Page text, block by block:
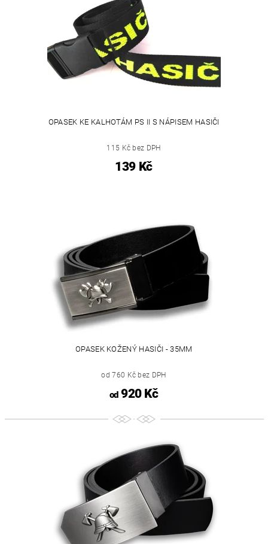
OPASEK KE KALHOTÁM PS II S NÁPISEM HASIČI
115 Kč bez DPH
139 Kč
OPASEK KOŽENÝ HASIČI - 35MM
od 760 Kč bez DPH
od920 Kč